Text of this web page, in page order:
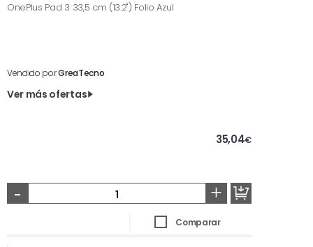
OnePlus Pad 3 33,5 cm (13.2") Folio Azul
Vendido porGreaTecno
Ver más ofertas
35,04€
- +
Comparar